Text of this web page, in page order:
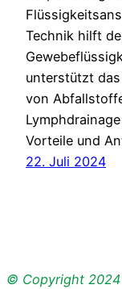
Technik hilft
unterstützt
von
Vorteile und
22. Juli 2024
© Copyright 2024